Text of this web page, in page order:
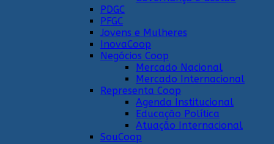
PDGC
PFGC
Jovens e Mulheres
InovaCoop
Negócios Coop
Mercado Nacional
Mercado Internacional
Representa Coop
Agenda Institucional
Educação Política
Atuação Internacional
SouCoop